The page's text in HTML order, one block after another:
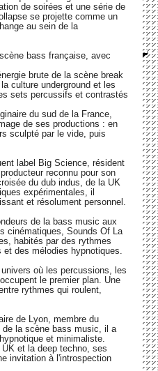
de soirées et une série de
se projette comme un
au sein de la
bass française, avec
brute de la scène break
culture underground et les
sets percussifs et contrastés
du sud de la France,
de ses productions : en
sculpté par le vide, puis
label Big Science, résident
reconnu pour son
du dub indus, de la UK
expérimentales, il
et résolument personnel.
de la bass music aux
cinématiques, Sounds Of La
habités par des rythmes
des mélodies hypnotiques.
où les percussions, les
le premier plan. Une
rythmes qui roulent,
de Lyon, membre du
la scène bass music, il a
et minimaliste.
et la deep techno, ses
invitation à l'introspection